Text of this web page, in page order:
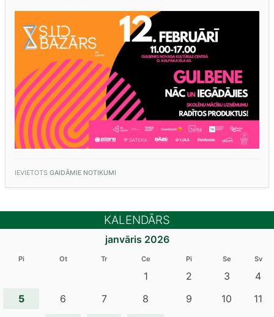
IEVIETOTS GAIDĀMIE NOTIKUMI
KALENDĀRS
janvāris 2026
Pi Ot Tr Ce Pi Se Sv
1 2 3
4
5
6 7 8 9 10 11